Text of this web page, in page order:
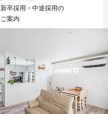
新卒採用・中途採用の
​ご案内